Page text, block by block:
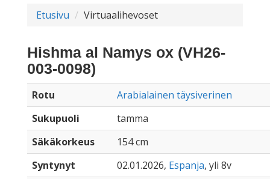
Etusivu Virtuaalihevoset
Hishma al Namys ox (VH26-
003-0098)
Rotu
Arabialainen täysiverinen
Sukupuoli
tamma
Säkäkorkeus
154 cm
Syntynyt
02.01.2026, Espanja, yli 8v